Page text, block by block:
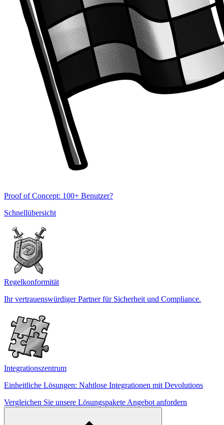
Proof of Concept: 100+ Benutzer?
Schnellübersicht
Regelkonformität
Ihr vertrauenswürdiger Partner für Sicherheit und Compliance.
Integrationszentrum
Einheitliche Lösungen: Nahtlose Integrationen mit Devolutions
Vergleichen Sie unsere Lösungspakete Angebot anfordern